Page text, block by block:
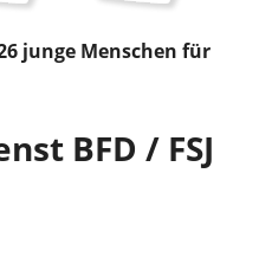
junge Menschen für
BFD / FSJ